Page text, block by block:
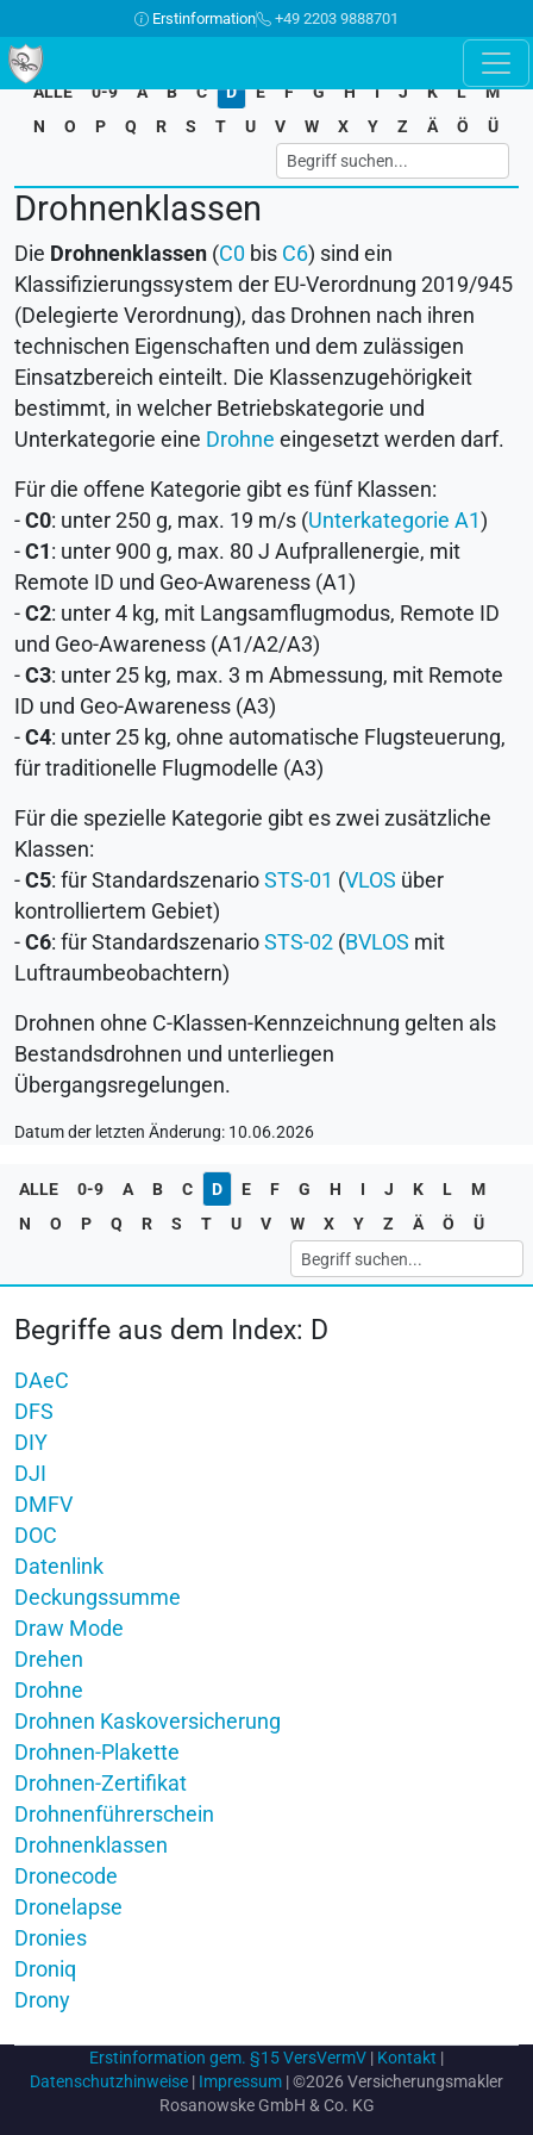
Erstinformation +49 2203 9888701
ALLE 0-9 A B C D E F G H I J K L
M
N
O P Q R S T U V W X Y Z Ä Ö Ü
Drohnenklassen
Die Drohnenklassen (C0 bis C6) sind ein
Klassifizierungssystem der EU-Verordnung 2019/945
(Delegierte Verordnung), das Drohnen nach ihren
technischen Eigenschaften und dem zulässigen
Einsatzbereich einteilt. Die Klassenzugehörigkeit
bestimmt, in welcher Betriebskategorie und
Unterkategorie eine Drohne eingesetzt werden darf.
Für die offene Kategorie gibt es fünf Klassen:
- C0: unter 250 g, max. 19 m/s (Unterkategorie A1 )
- C1 : unter 900 g, max. 80 J Aufprallenergie, mit
Remote ID und Geo-Awareness (A1)
- C2: unter 4 kg, mit Langsamflugmodus, Remote ID
und Geo-Awareness (A1/A2/A3)
- C3: unter 25 kg, max. 3 m Abmessung, mit Remote
ID und Geo-Awareness (A3)
- C4: unter 25 kg, ohne automatische Flugsteuerung,
für traditionelle Flugmodelle (A3)
Für die spezielle Kategorie gibt es zwei zusätzliche
Klassen:
- C5: für Standardszenario STS-01 (VLOS über
kontrolliertem Gebiet)
- C6: für Standardszenario STS-02 (BVLOS mit
Luftraumbeobachtern)
Drohnen ohne C-Klassen-Kennzeichnung gelten als
Bestandsdrohnen und unterliegen
Übergangsregelungen.
Datum der letzten Änderung: 10.06.2026
ALLE 0-9 A B C D E F G H I J K L
M
N
O P Q R S T U V W X Y Z Ä Ö Ü
Begriffe aus dem Index: D
DAeC
DFS
DIY
DJI
DMFV
DOC
Datenlink
Deckungssumme
Draw Mode
Drehen
Drohne
Drohnen Kaskoversicherung
Drohnen-Plakette
Drohnen-Zertifikat
Drohnenführerschein
Drohnenklassen
Dronecode
Dronelapse
Dronies
Droniq
Drony
Erstinformation gem. §15 VersVermV | Kontakt |
Datenschutzhinweise | Impressum | ©2026 Versicherungsmakler
Rosanowske GmbH & Co. KG